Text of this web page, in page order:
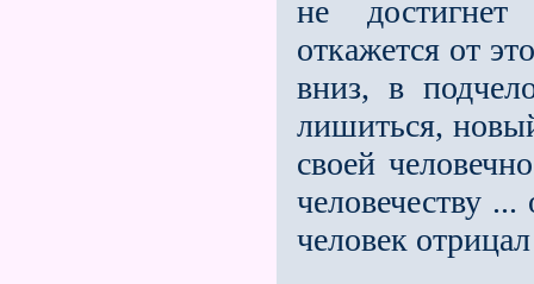
не
откажется от
вниз, в
лишиться,
своей
человечеству ...
человек